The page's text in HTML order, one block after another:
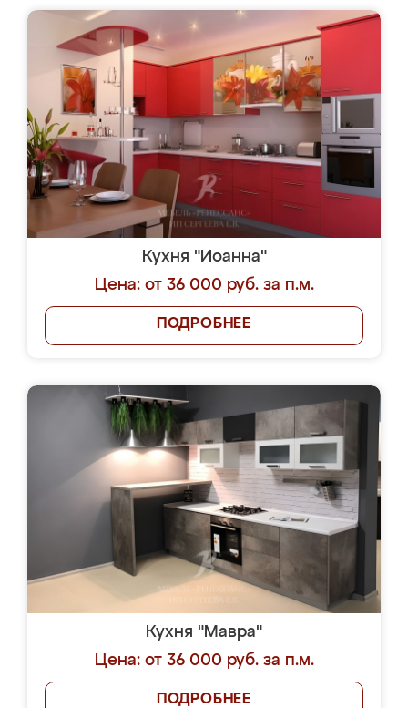
Кухня "Иоанна"
Цена: от 36 000 руб. за п.м.
ПОДРОБНЕЕ
Кухня "Мавра"
Цена: от 36 000 руб. за п.м.
ПОДРОБНЕЕ